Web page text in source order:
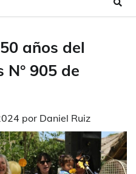
años del
N° 905 de
por Daniel Ruiz